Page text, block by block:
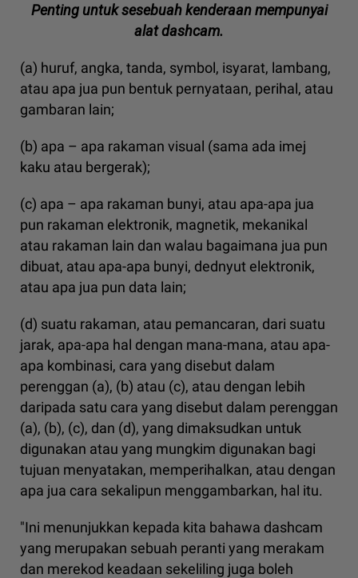
Penting untuk sesebuah kenderaan mempunyai
alat dashcam.
(a) huruf, angka, tanda, symbol, isyarat, lambang,
atau apa jua pun bentuk pernyataan, perihal, atau
gambaran lain;
(b) apa – apa rakaman visual (sama ada imej
kaku atau bergerak);
(c) apa – apa rakaman bunyi, atau apa-apa jua
pun rakaman elektronik, magnetik, mekanikal
atau rakaman lain dan walau bagaimana jua pun
dibuat, atau apa-apa bunyi, dednyut elektronik,
atau apa jua pun data lain;
(d) suatu rakaman, atau pemancaran, dari suatu
jarak, apa-apa hal dengan mana-mana, atau apa-
apa kombinasi, cara yang disebut dalam
perenggan (a), (b) atau (c), atau dengan lebih
daripada satu cara yang disebut dalam perenggan
(a), (b), (c), dan (d), yang dimaksudkan untuk
digunakan atau yang mungkim digunakan bagi
tujuan menyatakan, memperihalkan, atau dengan
apa jua cara sekalipun menggambarkan, hal itu.
"Ini menunjukkan kepada kita bahawa dashcam
yang merupakan sebuah peranti yang merakam
dan merekod keadaan sekeliling juga boleh